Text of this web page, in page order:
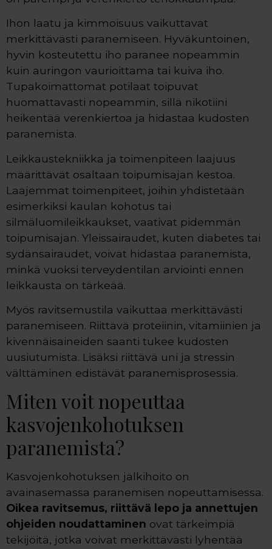
Ihon laatu ja kimmoisuus vaikuttavat
merkittävästi paranemiseen. Hyväkuntoinen,
hyvin kosteutettu iho paranee nopeammin
kuin auringon vaurioittama tai kuiva iho.
Tupakoimattomat potilaat toipuvat
huomattavasti nopeammin, sillä nikotiini
heikentää verenkiertoa ja hidastaa kudosten
paranemista.
Leikkaustekniikka ja toimenpiteen laajuus
määrittävät osaltaan toipumisajan kestoa.
Laajemmat toimenpiteet, joihin yhdistetään
esimerkiksi kaulan kohotus tai
silmäluomileikkaukset, vaativat pidemmän
toipumisajan. Yleissairaudet, kuten diabetes tai
sydänsairaudet, voivat hidastaa paranemista,
minkä vuoksi terveydentilan arviointi ennen
leikkausta on tärkeää.
Myös ravitsemustila vaikuttaa merkittävästi
paranemiseen. Riittävä proteiinin, vitamiinien ja
kivennäisaineiden saanti tukee kudosten
uusiutumista. Lisäksi riittävä uni ja stressin
välttäminen edistävät paranemisprosessia.
Miten voit nopeuttaa
kasvojenkohotuksen
paranemista?
Kasvojenkohotuksen jälkihoito on
avainasemassa paranemisen nopeuttamisessa.
Oikea ravitsemus, riittävä lepo ja annettujen
ohjeiden noudattaminen ovat tärkeimpiä
tekijöitä, jotka voivat merkittävästi lyhentää